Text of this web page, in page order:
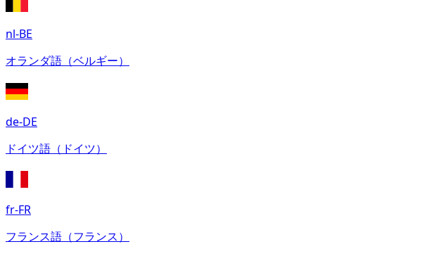
nl-BE
オランダ語（ベルギー）
de-DE
ドイツ語（ドイツ）
fr-FR
フランス語（フランス）